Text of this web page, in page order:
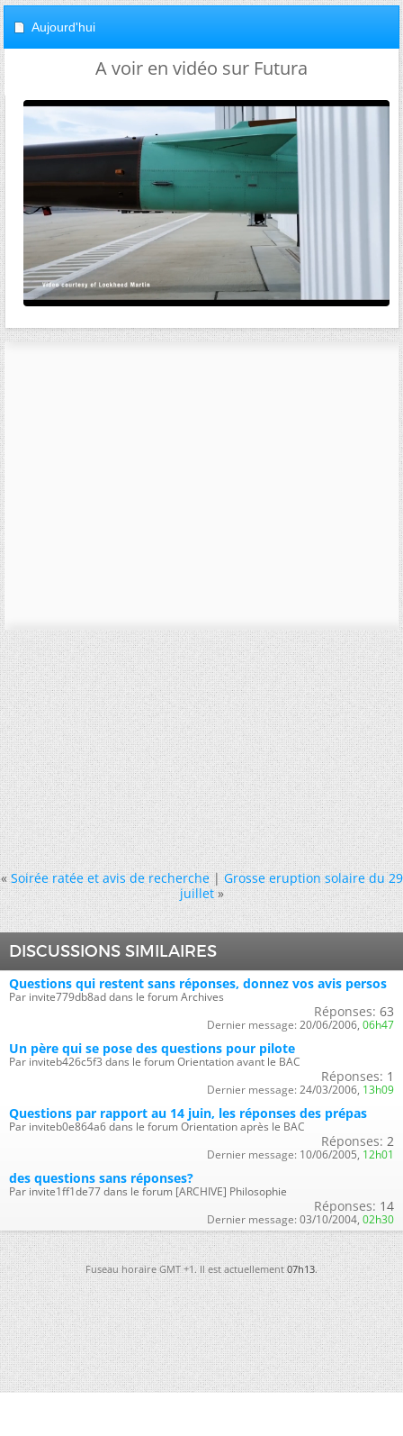
Aujourd'hui
A voir en vidéo sur Futura
« Soirée ratée et avis de recherche|Grosse eruption solaire du 29
juillet »
DISCUSSIONS SIMILAIRES
Questions qui restent sans réponses, donnez vos avis persos
Par invite779db8ad dans le forum Archives
Réponses: 63
Dernier message: 20/06/2006, 06h47
Un père qui se pose des questions pour pilote
Par inviteb426c5f3 dans le forum Orientation avant le BAC
Réponses: 1
Dernier message: 24/03/2006, 13h09
Questions par rapport au 14 juin, les réponses des prépas
Par inviteb0e864a6 dans le forum Orientation après le BAC
Réponses: 2
Dernier message: 10/06/2005, 12h01
des questions sans réponses?
Par invite1ff1de77 dans le forum [ARCHIVE] Philosophie
Réponses: 14
Dernier message: 03/10/2004, 02h30
Fuseau horaire GMT +1. Il est actuellement07h13.